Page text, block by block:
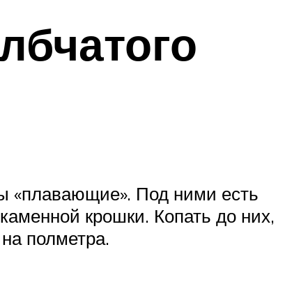
«плавающие». Под ними есть
крошки. Копать до них,
полметра.